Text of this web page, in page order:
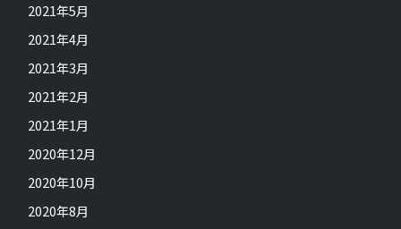
2021年5月
2021年4月
2021年3月
2021年2月
2021年1月
2020年12月
2020年10月
2020年8月